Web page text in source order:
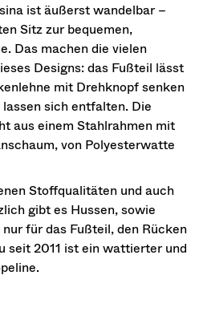
ist äußerst wandelbar –
Sitz zur bequemen,
Das machen die vielen
Designs: das Fußteil lässt
mit Drehknopf senken
sich entfalten. Die
aus einem Stahlrahmen mit
von Polyesterwatte
Stoffqualitäten und auch
gibt es Hussen, sowie
für das Fußteil, den Rücken
seit 2011 ist ein wattierter und